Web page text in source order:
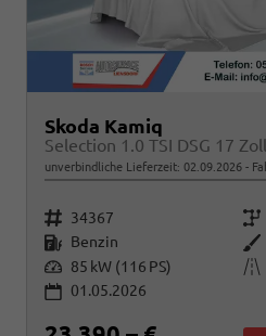
Skoda Kamiq
unverbindliche Lieferzeit: 02.09.2026
Fahrzeugnr. 34367 Getriebe
Kraftstoff Benzin Außenfarbe
Leistung 85 kW (116 PS) Kilometerstand
01.05.2026